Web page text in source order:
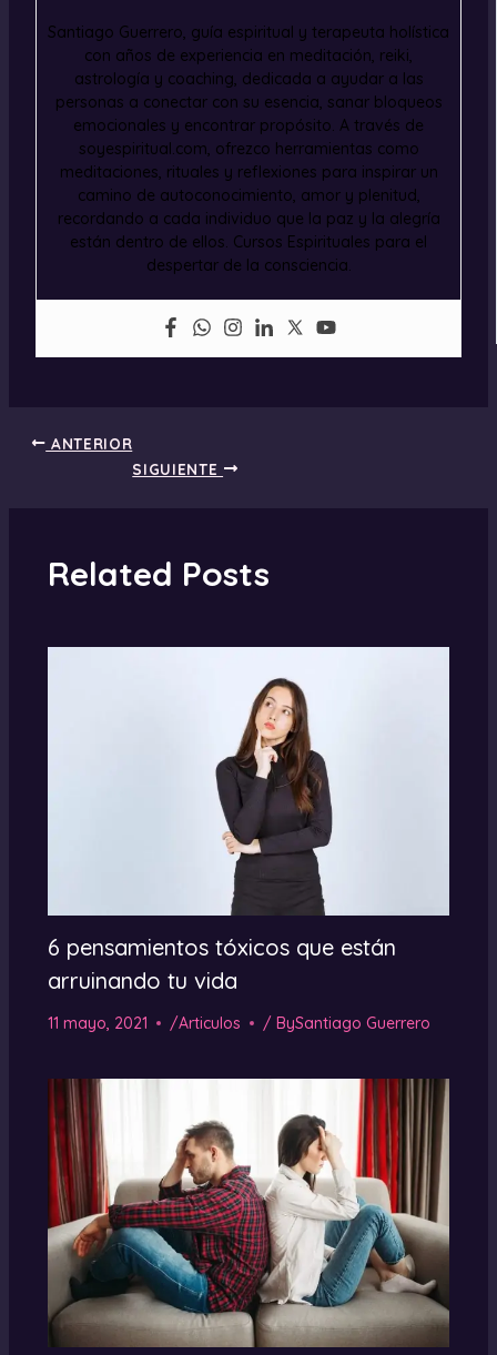
Santiago Guerrero, guía espiritual y terapeuta holística
con años de experiencia en meditación, reiki,
astrología y coaching, dedicada a ayudar a las
personas a conectar con su esencia, sanar bloqueos
emocionales y encontrar propósito. A través de
soyespiritual.com, ofrezco herramientas como
meditaciones, rituales y reflexiones para inspirar un
camino de autoconocimiento, amor y plenitud,
recordando a cada individuo que la paz y la alegría
están dentro de ellos. Cursos Espirituales para el
despertar de la consciencia.
ANTERIOR
SIGUIENTE
Related Posts
6 pensamientos tóxicos que están
arruinando tu vida
11 mayo, 2021 /Articulos / BySantiago Guerrero